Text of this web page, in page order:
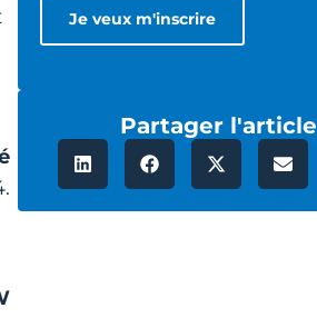
Partager l'article